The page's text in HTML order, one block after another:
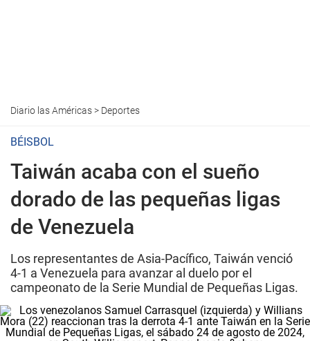
Diario las Américas> Deportes
BÉISBOL
Taiwán acaba con el sueño
dorado de las pequeñas ligas
de Venezuela
Los representantes de Asia-Pacífico, Taiwán venció
4-1 a Venezuela para avanzar al duelo por el
campeonato de la Serie Mundial de Pequeñas Ligas.